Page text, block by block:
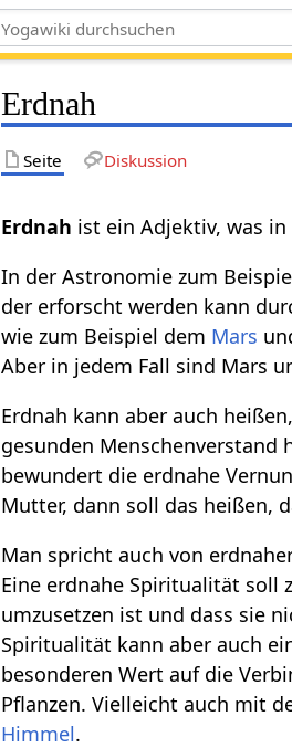
Erdnah
Seite Diskussion
Erdnah ist ein Adjektiv, was
In der Astronomie zum
der erforscht werden kann
wie zum Beispiel dem Mars
Aber in jedem Fall sind Mars
Erdnah kann aber auch
gesunden Menschenverstand
bewundert die erdnahe
Mutter, dann soll das heißen,
Man spricht auch von
Eine erdnahe Spiritualität soll
umzusetzen ist und dass sie
Spiritualität kann aber auch
besonderen Wert auf die
Pflanzen. Vielleicht auch mit
Himmel.